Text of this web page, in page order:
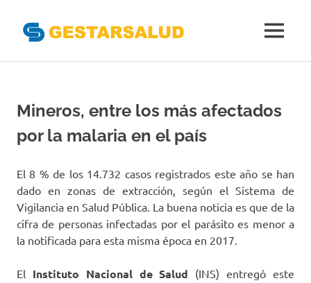
contenido
del
Aseguramiento
de
Salud
MENÚ
Mineros, entre los más afectados
por la malaria en el país
El 8 % de los 14.732 casos registrados este año se han
dado en zonas de extracción, según el Sistema de
Vigilancia en Salud Pública. La buena noticia es que de la
cifra de personas infectadas por el parásito es menor a
la notificada para esta misma época en 2017.
El Instituto Nacional de Salud (INS) entregó este